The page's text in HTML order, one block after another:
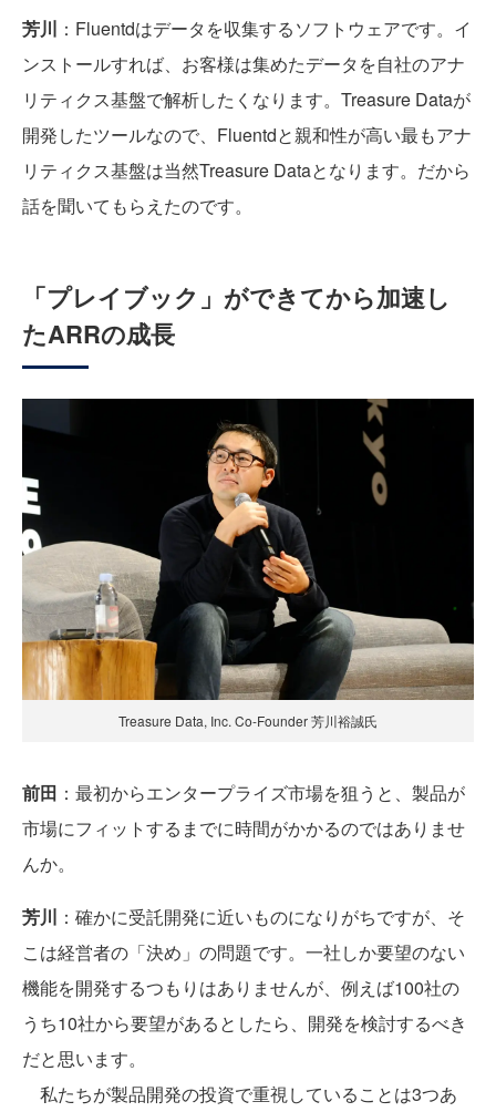
芳川 ：Fluentdはデータを収集するソフトウェアです。イ
ンストールすれば、お客様は集めたデータを自社のアナ
リティクス基盤で解析したくなります。Treasure Dataが
開発したツールなので、Fluentdと親和性が高い最もアナ
リティクス基盤は当然Treasure Dataとなります。だから
話を聞いてもらえたのです。
「プレイブック」ができてから加速し
たARRの成長
Treasure Data, Inc. Co-Founder 芳川裕誠氏
前田 ：最初からエンタープライズ市場を狙うと、製品が
市場にフィットするまでに時間がかかるのではありませ
んか。
芳川 ：確かに受託開発に近いものになりがちですが、そ
こは経営者の「決め」の問題です。一社しか要望のない
機能を開発するつもりはありませんが、例えば100社の
うち10社から要望があるとしたら、開発を検討するべき
だと思います。
私たちが製品開発の投資で重視していることは3つあ